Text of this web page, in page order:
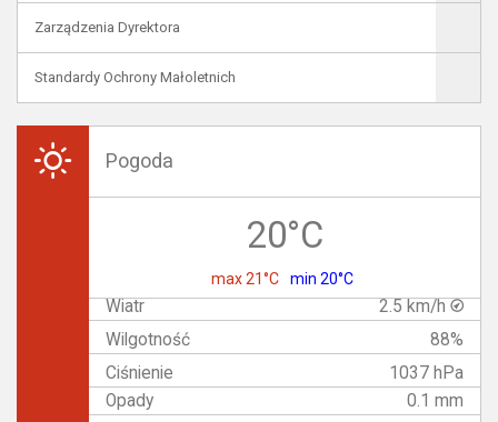
Zarządzenia Dyrektora
Standardy Ochrony Małoletnich
Pogoda
20°C
max 21°C min 20°C
Wiatr
2.5 km/h
Wilgotność
88%
Ciśnienie
1037 hPa
Opady
0.1 mm